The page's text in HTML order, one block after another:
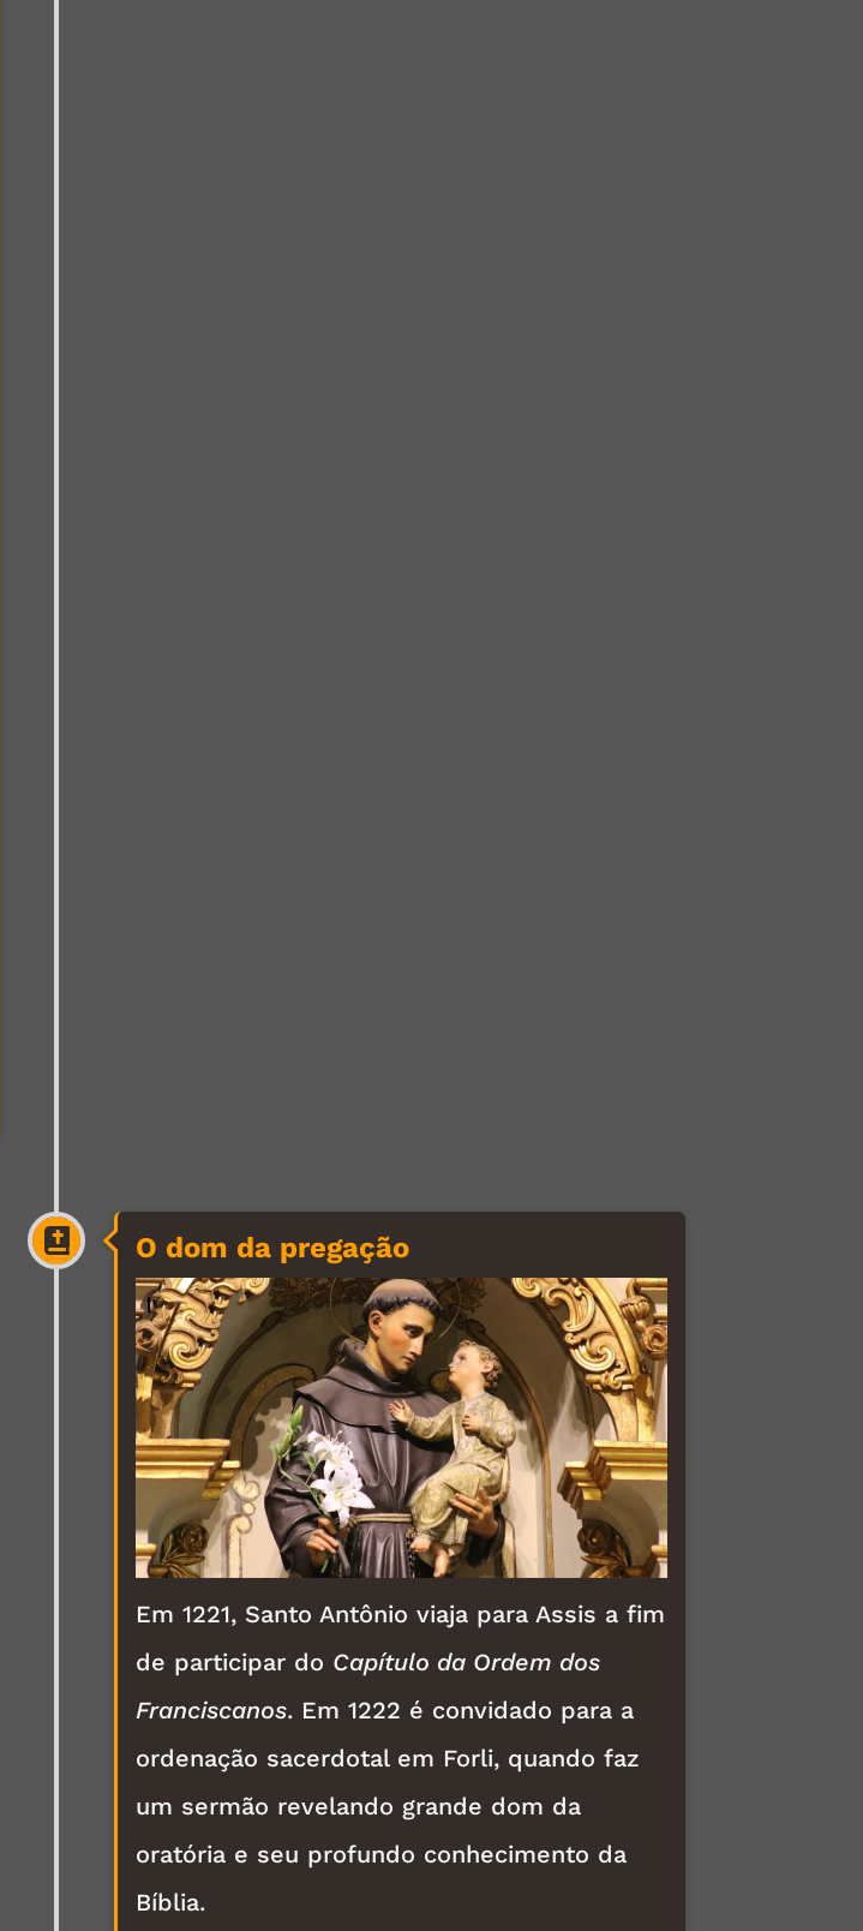
O dom da pregação
Em 1221, Santo Antônio viaja para Assis a fim
de participar do Capítulo da Ordem dos
Franciscanos. Em 1222 é convidado para a
ordenação sacerdotal em Forli, quando faz
um sermão revelando grande dom da
oratória e seu profundo conhecimento da
Bíblia.